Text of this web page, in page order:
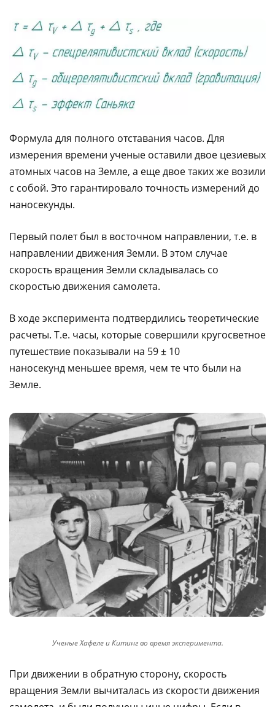
Формула для полного отставания часов. Для
измерения времени ученые оставили двое цезиевых
атомных часов на Земле, а еще двое таких же возили
с собой. Это гарантировало точность измерений до
наносекунды.
Первый полет был в восточном направлении, т.е. в
направлении движения Земли. В этом случае
скорость вращения Земли складывалась со
скоростью движения самолета.
В ходе эксперимента подтвердились теоретические
расчеты. Т.е. часы, которые совершили кругосветное
путешествие показывали на 59 ± 10
наносекунд меньшее время, чем те что были на
Земле.
Ученые Хафеле и Китинг во время эксперимента.
При движении в обратную сторону, скорость
вращения Земли вычиталась из скорости движения